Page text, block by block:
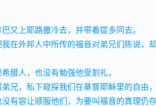
又上耶路撒冷去，并带着提多同去。
我在外邦人中所传的福音对弟兄们陈说，
腊人，也没有勉强他受割礼，
兄，私下窥探我们在基督耶稣里的自由
有容让顺服他们，为要叫福音的真理仍